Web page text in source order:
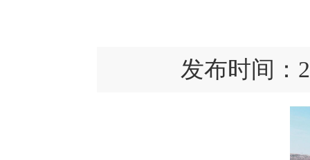
发布时间：